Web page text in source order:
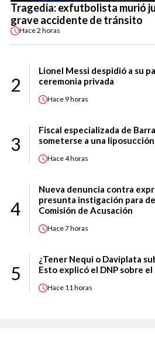
Tragedia: exfutbolista murió
grave accidente de tránsito
Hace2 horas
2
Lionel Messi despidió a su
ceremonia privada
Hace 9 horas
3
Fiscal especializada de
someterse a una
Hace4 horas
4
Nueva denuncia contra
presunta instigación para
Comisión de Acusación
Hace7 horas
5
¿Tener Nequi o Daviplata
Esto explicó el DNP sobre el
Hace 11 horas